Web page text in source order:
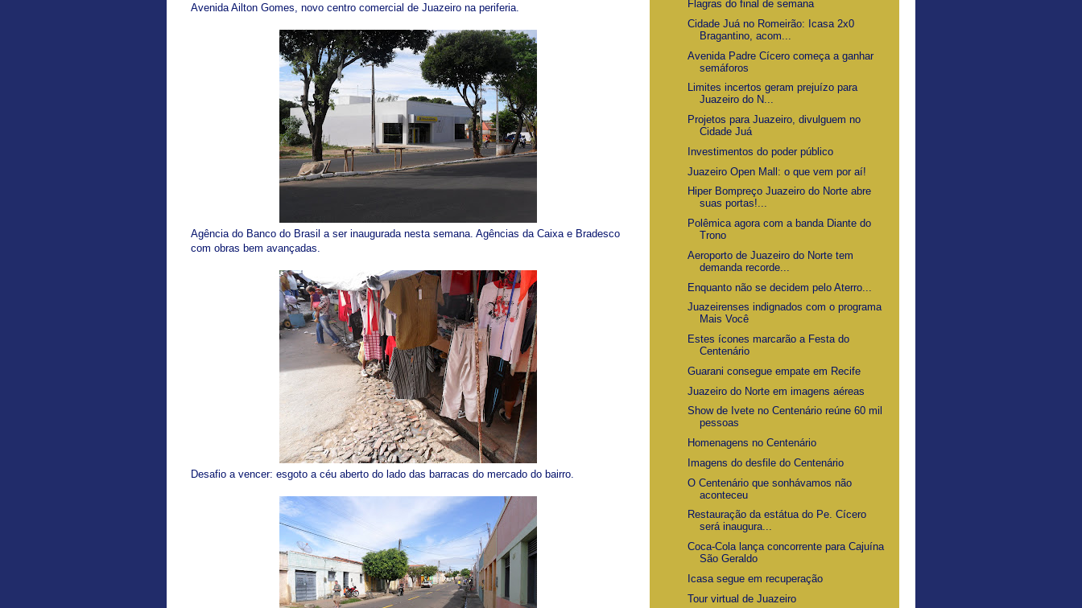
Avenida Ailton Gomes, novo centro comercial de Juazeiro na periferia.
Agência do Banco do Brasil a ser inaugurada nesta semana. Agências da Caixa e Bradesco
com obras bem avançadas.
Desafio a vencer: esgoto a céu aberto do lado das barracas do mercado do bairro.
Flagras do final de semana
Cidade Juá no Romeirão: Icasa 2x0
Bragantino, acom...
Avenida Padre Cícero começa a ganhar
semáforos
Limites incertos geram prejuízo para
Juazeiro do N...
Projetos para Juazeiro, divulguem no
Cidade Juá
Investimentos do poder público
Juazeiro Open Mall: o que vem por aí!
Hiper Bompreço Juazeiro do Norte abre
suas portas!...
Polêmica agora com a banda Diante do
Trono
Aeroporto de Juazeiro do Norte tem
demanda recorde...
Enquanto não se decidem pelo Aterro...
Juazeirenses indignados com o programa
Mais Você
Estes ícones marcarão a Festa do
Centenário
Guarani consegue empate em Recife
Juazeiro do Norte em imagens aéreas
Show de Ivete no Centenário reúne 60 mil
pessoas
Homenagens no Centenário
Imagens do desfile do Centenário
O Centenário que sonhávamos não
aconteceu
Restauração da estátua do Pe. Cícero
será inaugura...
Coca-Cola lança concorrente para Cajuína
São Geraldo
Icasa segue em recuperação
Tour virtual de Juazeiro